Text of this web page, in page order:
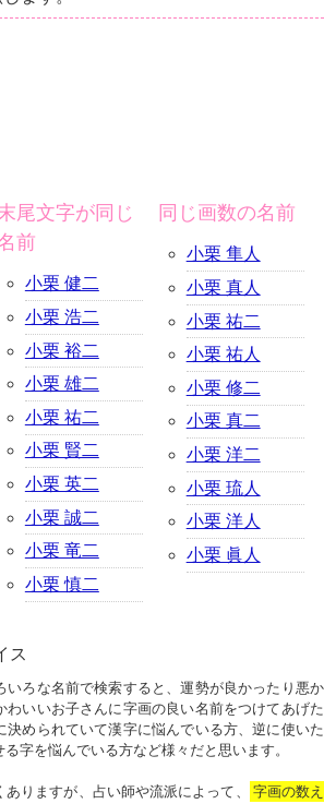
尾文字が同じ
前
小栗 健二
小栗 浩二
小栗 裕二
小栗 雄二
小栗 祐二
小栗 賢二
小栗 英二
小栗 誠二
小栗 竜二
小栗 慎二
同じ画数の名前
小栗 隼人
小栗 真人
小栗 祐二
小栗 祐人
小栗 修二
小栗 真二
小栗 洋二
小栗 琉人
小栗 洋人
小栗 眞人
ス
いろな名前で検索すると、運勢が良かったり悪か
わいいお子さんに字画の良い名前をつけてあげた
決められていて漢字に悩んでいる方、逆に使いた
字を悩んでいる方など様々だと思います。
りますが、占い師や流派によって、
字画の数え